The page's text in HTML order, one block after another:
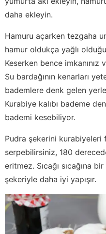
daha ekleyin.
Hamuru açarken tezgaha
hamur oldukça yağlı
Keserken bence imkanınız
Su bardağının kenarları
bademlere denk gelen
Kurabiye kalıbı bademe
bademi kesebiliyor.
Pudra şekerini kurabiyeleri
serpebilirsiniz, 180
eritmez. Sıcağı sıcağına
şekeriyle daha iyi yapışır.